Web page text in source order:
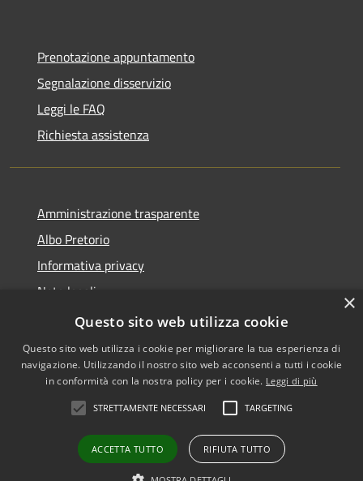
Prenotazione appuntamento
Segnalazione disservizio
Leggi le FAQ
Richiesta assistenza
Amministrazione trasparente
Albo Pretorio
Informativa privacy
Note legali
Dichiarazione di accessibilità
Accessibilità
•Accesso redazione
×
Questo sito web utilizza cookie
Questo sito web utilizza i cookie per migliorare la tua esperienza di
navigazione. Utilizzando il nostro sito web acconsenti a tutti i cookie
in conformità con la nostra policy per i cookie. Leggi di più
STRETTAMENTE NECESSARI TARGETING
ACCETTA TUTTO RIFIUTA TUTTO